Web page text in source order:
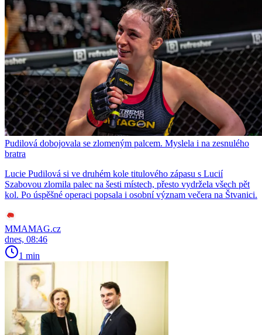
Pudilová dobojovala se zlomeným palcem. Myslela i na zesnulého
bratra
Lucie Pudilová si ve druhém kole titulového zápasu s Lucií
Szabovou zlomila palec na šesti místech, přesto vydržela všech pět
kol. Po úspěšné operaci popsala i osobní význam večera na Štvanici.
MMAMAG.cz
dnes, 08:46
1 min